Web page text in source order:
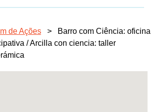
de Ações >
Barro com Ciência: oficina
/ Arcilla con ciencia: taller